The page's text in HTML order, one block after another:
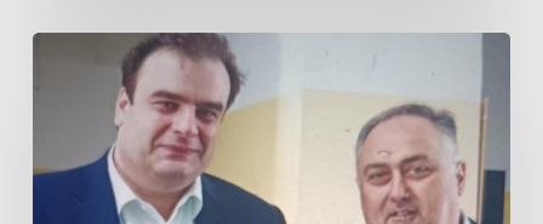
Πιερρακάκη
Προεδρία